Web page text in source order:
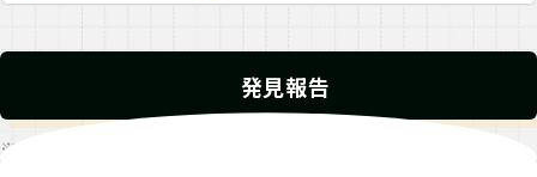
発見報告
※発見報告にGPSを使用するクエストが一部存在します。